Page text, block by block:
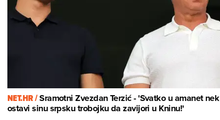
NET.HR /Sramotni Zvezdan Terzić - 'Svatko u amanet nek
ostavi sinu srpsku trobojku da zavijori u Kninu!'